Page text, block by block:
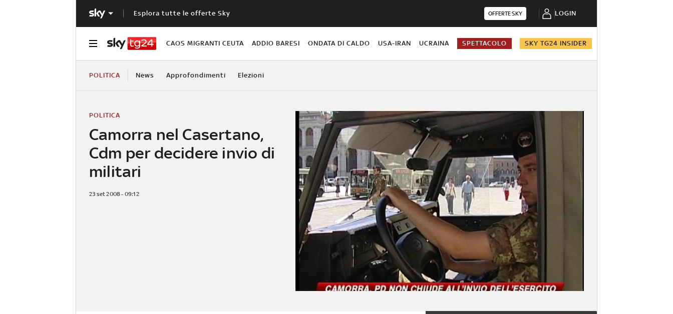
Esplora tutte le offerte Sky OFFERTE SKY LOGIN
CAOS MIGRANTI CEUTA ADDIO BARESI ONDATA DI CALDO USA-IRAN UCRAINA SPETTACOLO SKY TG24 INSIDER
POLITICA News Approfondimenti Elezioni
Camorra nel Casertano,
Cdm per decidere invio di
militari
POLITICA
23 set 2008 - 09:12